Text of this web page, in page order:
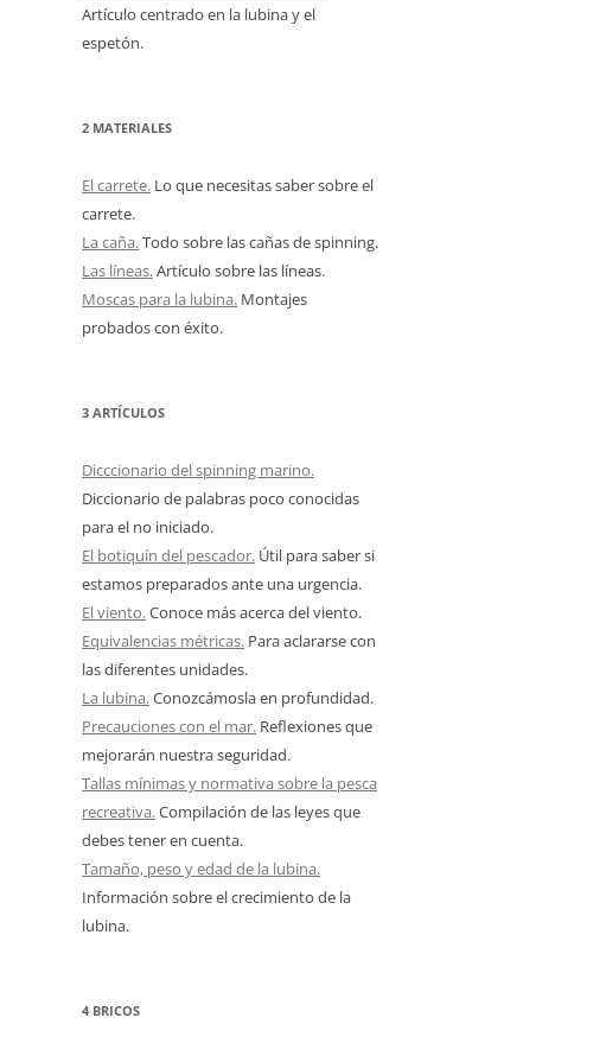
Artículo centrado en la lubina y el
espetón.
2 MATERIALES
El carrete. Lo que necesitas saber sobre el
carrete.
La caña.Todo sobre las cañas de spinning.
Las líneas.Artículo sobre las líneas.
Moscas para la lubina. Montajes
probados con éxito.
3 ARTÍCULOS
Dicccionario del spinning marino.
Diccionario de palabras poco conocidas
para el no iniciado.
El botiquín del pescador. Útil para saber si
estamos preparados ante una urgencia.
El viento.Conoce más acerca del viento.
Equivalencias métricas. Para aclararse con
las diferentes unidades.
La lubina.Conozcámosla en profundidad.
Precauciones con el mar. Reflexiones que
mejorarán nuestra seguridad.
Tallas mínimas y normativa sobre la pesca
recreativa.Compilación de las leyes que
debes tener en cuenta.
Tamaño, peso y edad de la lubina.
Información sobre el crecimiento de la
lubina.
4 BRICOS